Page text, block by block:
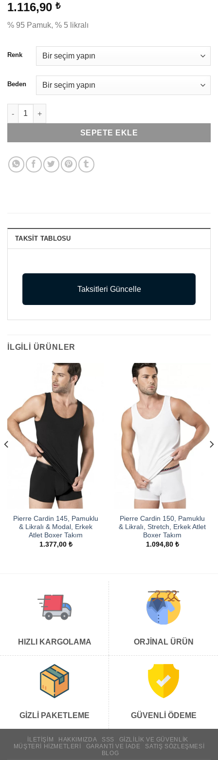
1.116,90 ₺
% 95 Pamuk, % 5 likralı
Renk
Beden
Pierre Cardin 155, Pamuklu & Likralı, Stretch, Erkek Atlet Boxer
SEPETE EKLE
TAKSIT TABLOSU
Taksitleri Güncelle
İLGILI ÜRÜNLER
Pierre Cardin 145, Pamuklu
& Likralı & Modal, Erkek
Atlet Boxer Takım
1.377,00 ₺
Pierre Cardin 150, Pamuklu
& Likralı, Stretch, Erkek Atlet
Boxer Takım
1.094,80 ₺
HIZLI KARGOLAMA ORJİNAL ÜRÜN
GİZLİ PAKETLEME GÜVENLİ ÖDEME
İLETIŞIM HAKKIMIZDA SSS
GIZLILIK VE GÜVENLIK
MÜŞTERI HIZMETLERI
GARANTI VE İADE
SATIŞ SÖZLEŞMESI
BLOG